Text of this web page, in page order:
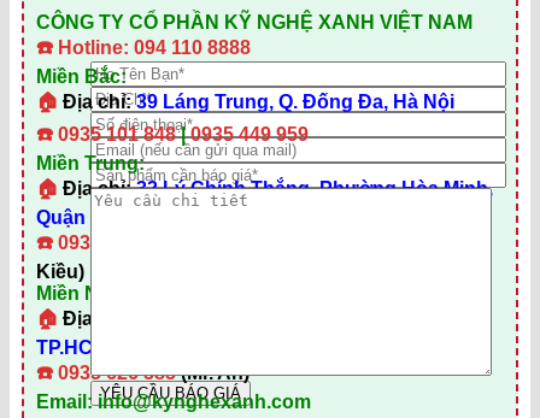
CÔNG TY CỔ PHẦN KỸ NGHỆ XANH VIỆT NAM
☎️ Hotline: 094 110 8888
Miền Bắc:
🏠 Địa chỉ:39 Láng Trung, Q. Đống Đa, Hà Nội
☎️ 0935 101 848|0935 449 959
Miền Trung:
🏠 Địa chỉ:32 Lý Chính Thắng, Phường Hòa Minh,
Quận Liên Chiểu, TP Đà Nẵng
☎️ 0935 995 035
Kiều)
Miền Nam:
🏠 Địa chỉ:
TP.HCM
☎️ 0935 626 585 (Mr. An)
Email: info@kynghexanh.com